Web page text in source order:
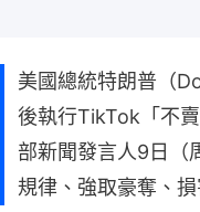
美國總統特朗普（
後執行TikTok「不
部新聞發言人9日（
規律、強取豪奪、